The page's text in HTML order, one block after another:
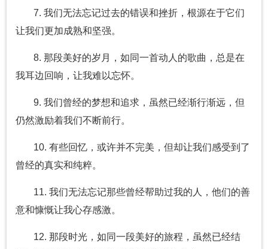
7. 我们无法忘记过去的错误和挫折，根源在于它们
让我们更加成熟和坚强。
8. 那段美好的岁月，如同一首动人的歌曲，总是在
我耳边回响，让我难以忘怀。
9. 我们曾经的梦想和追求，虽然已经渐行渐远，但
仍然激励着我们不断前行。
10. 有些回忆，或许并不完美，但却让我们感受到了
曾经的真实和纯粹。
11. 我们无法忘记那些曾经帮助过我的人，他们的善
意和慷慨让我心存感激。
12. 那段时光，如同一段美好的旅程，虽然已经结